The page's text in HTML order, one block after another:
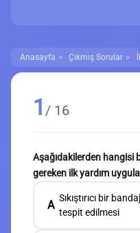
Anasayfa Çıkmış Sorular
1 / 16
Aşağıdakilerden hangisi
gereken ilk yardım
A
Sıkıştırıcı bir
tespit edilmesi